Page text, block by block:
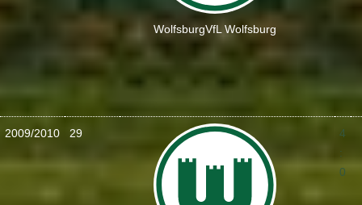
WolfsburgVfL Wolfsburg
2009/2010 29
4
:
0